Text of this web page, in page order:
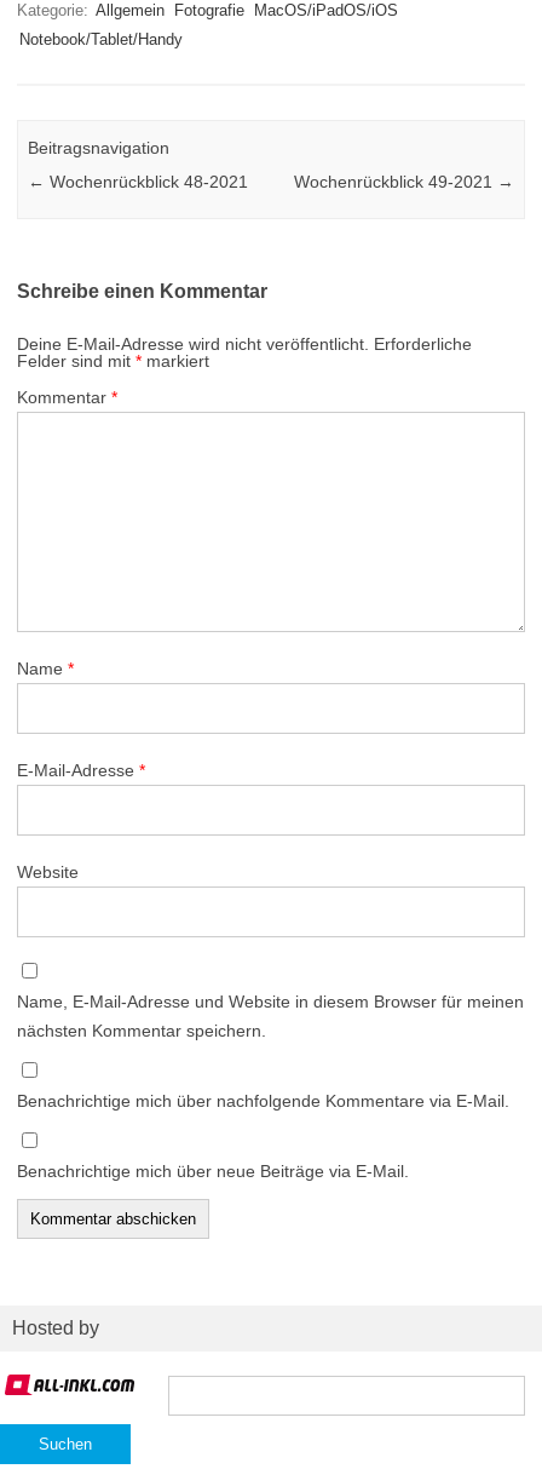
Kategorie: Allgemein Fotografie
MacOS/iPadOS/iOS
Notebook/Tablet/Handy
Beitragsnavigation
← Wochenrückblick 48-2021 Wochenrückblick 49-2021 →
Schreibe einen Kommentar
Deine E-Mail-Adresse wird nicht veröffentlicht. Erforderliche
Felder sind mit * markiert
Kommentar *
Name *
E-Mail-Adresse *
Website
Name, E-Mail-Adresse und Website in diesem Browser für meinen
nächsten Kommentar speichern.
Benachrichtige mich über nachfolgende Kommentare via E-Mail.
Benachrichtige mich über neue Beiträge via E-Mail.
Hosted by
Suchen